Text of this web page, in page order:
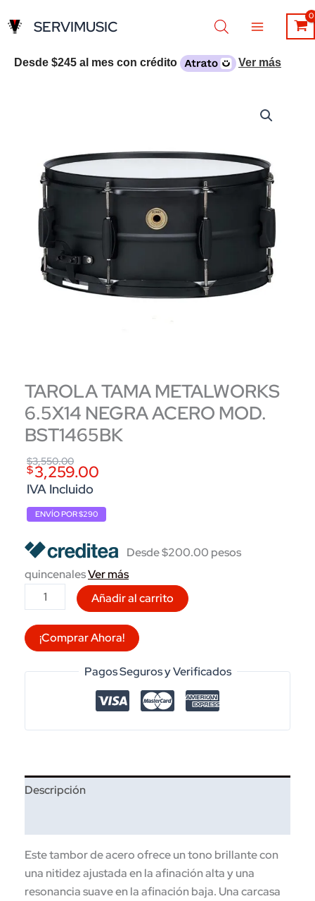
al
SERVIMUSIC
Desde $245 al mes con crédito Ver más
TAROLA TAMA METALWORKS
6.5X14 NEGRA ACERO MOD.
BST1465BK
$3,550.00
Original
price
was:
$3,550.00.
$3,259.00
Current
price
is:
$3,259.00.
IVA Incluido
ENVÍO POR $290
Desde $200.00 pesos
quincenalesVer más
TAROLA
TAMA
METALWORKS
6.5X14
Añadir al carrito
¡Comprar Ahora!
Pagos Seguros y Verificados
Descripción
Este tambor de acero ofrece un tono brillante con
una nitidez ajustada en la afinación alta y una
resonancia suave en la afinación baja. Una carcasa